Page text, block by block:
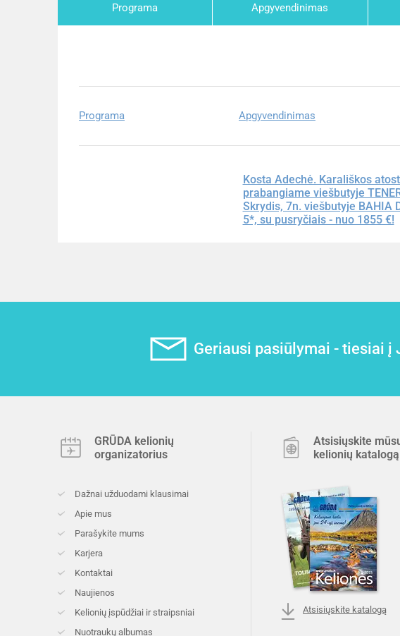
Programa Apgyvendinimas
Programa Apgyvendinimas
Kosta Adechė. Karališkos
prabangiame viešbutyje
Skrydis, 7n. viešbutyje BAHIA
5*, su pusryčiais - nuo 1855 €!
Geriausi pasiūlymai - tiesiai į
GRŪDA kelionių
organizatorius
Dažnai užduodami klausimai
Apie mus
Parašykite mums
Karjera
Kontaktai
Naujienos
Kelionių įspūdžiai ir straipsniai
Nuotraukų albumas
Atsisiųskite
kelionių katalogą
Atsisiųskite katalogą